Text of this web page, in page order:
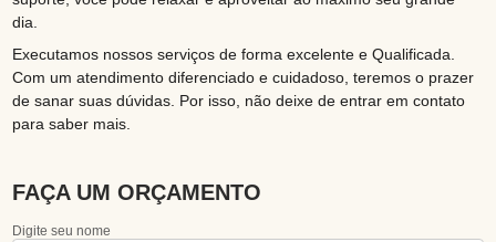
dia.
Executamos nossos serviços de forma excelente e Qualificada.
Com um atendimento diferenciado e cuidadoso, teremos o prazer
de sanar suas dúvidas. Por isso, não deixe de entrar em contato
para saber mais.
FAÇA UM ORÇAMENTO
Digite seu nome